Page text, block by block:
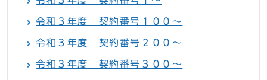
令和３年度 契約番号１００～
令和３年度 契約番号２００～
令和３年度 契約番号３００～